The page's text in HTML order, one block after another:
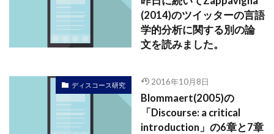
(2014)のツイッターの言語
学的分析に関する別の論
文を読みました。
ディスコース研究 2016年10月8日
Blommaert(2005)の
「Discourse: a critical
introduction」の6章と7章